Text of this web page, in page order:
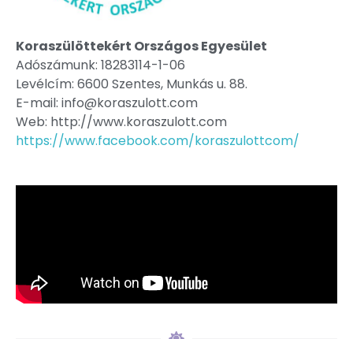
Koraszülöttekért Országos Egyesület
Adószámunk: 18283114-1-06
Levélcím: 6600 Szentes, Munkás u. 88.
E-mail: info@koraszulott.com
Web: http://www.koraszulott.com
https://www.facebook.com/koraszulottcom/